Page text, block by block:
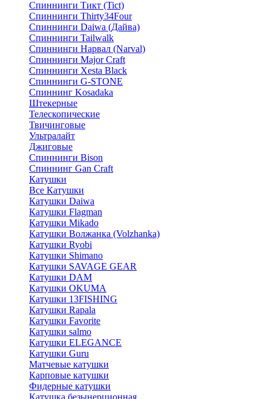
Спиннинги Тикт (Tict)
Спиннинги Thirty34Four
Спиннинги Daiwa (Дайва)
Спиннинги Tailwalk
Спиннинги Нарвал (Narval)
Спиннинги Major Craft
Спиннинги Xesta Black
Спиннинги G-STONE
Спиннинг Kosadaka
Штекерные
Телескопические
Твичинговые
Ультралайт
Джиговые
Спиннинги Bison
Спиннинг Gan Craft
Катушки
Все Катушки
Катушки Daiwa
Катушки Flagman
Катушки Mikado
Катушки Волжанка (Volzhanka)
Катушки Ryobi
Катушки Shimano
Катушки SAVAGE GEAR
Катушки DAM
Катушки OKUMA
Катушки 13FISHING
Катушки Rapala
Катушки Favorite
Катушки salmo
Катушки ELEGANCE
Катушки Guru
Матчевые катушки
Карповые катушки
Фидерные катушки
Катушка безынерционная